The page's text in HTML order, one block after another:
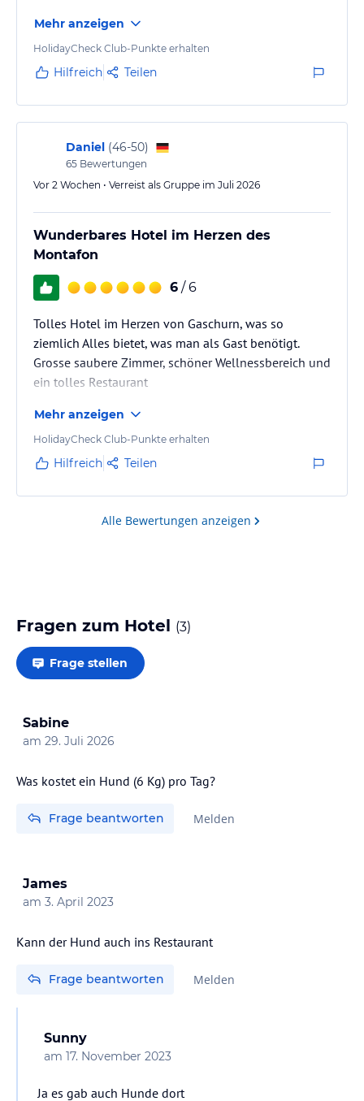
Die Lage ist ideal - perfekt als Ausgangspunkt für
Wanderungen und die Bergbahn ist schnell
erreichbar. Die Anreise mit dem Auto war
Parkmöglichkeiten.
Besonders positiv ist mir der freundliche und
unkomplizierte Service aufgefallen. Auch das Essen
hat mich überzeugt: abwechslungsreiches Frühstück
Mehr anzeigen
HolidayCheck Club-Punkte erhalten
Hilfreich Teilen
Daniel (46-50)
65 Bewertungen
Vor 2 Wochen • Verreist als Gruppe im Juli 2026
Wunderbares Hotel im Herzen des
Montafon
6 / 6
Tolles Hotel im Herzen von Gaschurn, was so
ziemlich Alles bietet, was man als Gast benötigt.
Grosse saubere Zimmer, schöner Wellnessbereich und
ein tolles Restaurant
Mehr anzeigen
HolidayCheck Club-Punkte erhalten
Hilfreich Teilen
Alle Bewertungen anzeigen
Fragen zum Hotel (3)
Frage stellen
Sabine
am 29. Juli 2026
Was kostet ein Hund (6 Kg) pro Tag?
Frage beantworten Melden
James
am 3. April 2023
Kann der Hund auch ins Restaurant
Frage beantworten Melden
Sunny
am 17. November 2023
Ja es gab auch Hunde dort